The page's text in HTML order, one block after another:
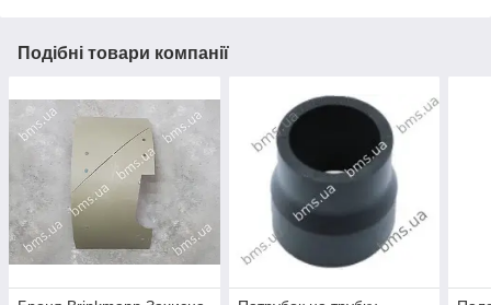
Подібні товари компанії